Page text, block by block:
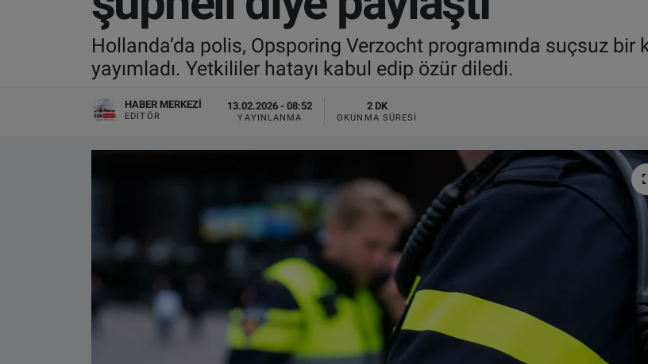
Hollanda’da polis, Opsporing Verzocht programında suçsuz bir
yayımladı. Yetkililer hatayı kabul edip özür diledi.
HABER MERKEZI
EDITÖR
13.02.2026 - 08:52
YAYINLANMA
2 DK
OKUNMA SÜRESI
VIDEO GALERİ
ALGEMENE VOORWAARDEN
CONTACT
Çerez Politikası